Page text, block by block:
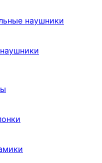
наушники